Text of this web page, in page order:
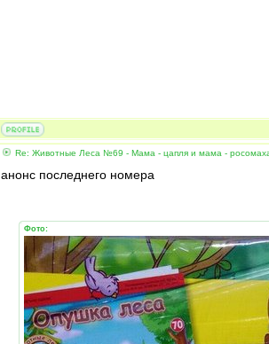
Re: Животные Леса №69 - Мама - цапля и мама -
анонс последнего номера
Фото: